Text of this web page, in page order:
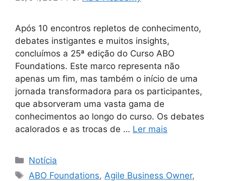
Após 10 encontros repletos de conhecimento,
debates instigantes e muitos insights,
concluímos a 25ª edição do Curso ABO
Foundations. Este marco representa não
apenas um fim, mas também o início de uma
jornada transformadora para os participantes,
que absorveram uma vasta gama de
conhecimentos ao longo do curso. Os debates
acalorados e as trocas de … Ler mais
Notícia
ABO Foundations, Agile Business Owner,